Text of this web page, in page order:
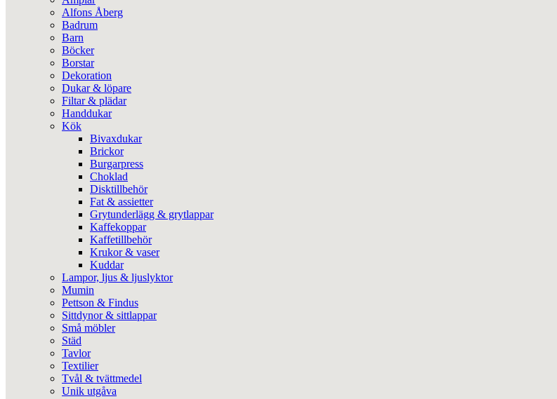
Alfons Åberg
Badrum
Barn
Böcker
Borstar
Dekoration
Dukar & löpare
Filtar & plädar
Handdukar
Kök
Bivaxdukar
Brickor
Burgarpress
Choklad
Disktillbehör
Fat & assietter
Grytunderlägg & grytlappar
Kaffekoppar
Kaffetillbehör
Krukor & vaser
Kuddar
Lampor, ljus & ljuslyktor
Mumin
Pettson & Findus
Sittdynor & sittlappar
Små möbler
Städ
Tavlor
Textilier
Tvål & tvättmedel
Unik utgåva